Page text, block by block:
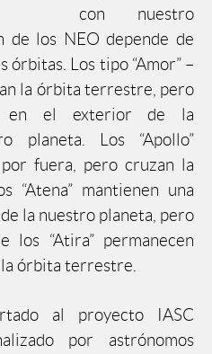
con nuestro
de los NEO depende de
órbitas. Los tipo “Amor” –
la órbita terrestre, pero
en el exterior de la
planeta. Los “Apollo”
fuera, pero cruzan la
“Atena” mantienen una
la nuestro planeta, pero
los “Atira” permanecen
órbita terrestre.
al proyecto IASC
por astrónomos